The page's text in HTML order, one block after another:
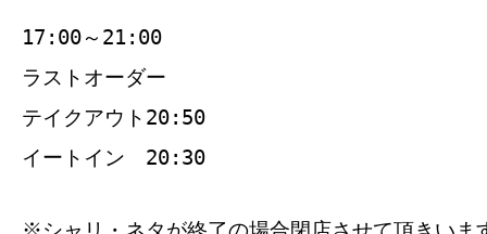
17:00～21:00
ラストオーダー
テイクアウト20:50
イートイン 20:30